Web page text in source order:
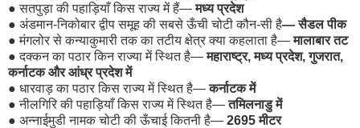
●सतपुड़ा की पहाड़ियाँ किस राज्य में हैं—मध्य प्रदेश
● अंडमान-निकोबार द्वीप समूह की सबसे ऊँची चोटी कौन-सी है— सैडल पीक
●मंगलोर से कन्याकुमारी तक का तटीय क्षेत्र क्या कहलाता है—मालाबार तट
●दक्कन का पठार किन राज्या में स्थित है—महाराष्ट्र, मध्य प्रदेश, गुजरात,
कर्नाटक और आंध्र प्रदेश में
● धारवाड़ का पठार किस राज्य में स्थित है—कर्नाटक में
●नीलगिरि की पहाड़ियाँ किस राज्य में स्थित है—तमिलनाडु में
● अन्नाईमुडी नामक चोटी की ऊँचाई कितनी है— 2695 मीटर